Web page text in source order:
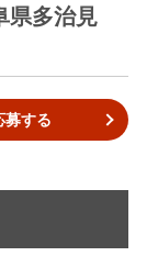
県多治見
募する